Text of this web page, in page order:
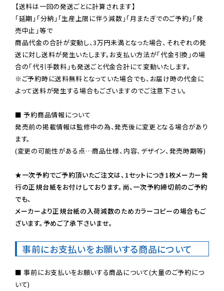
【送料は一回の発送ごとに計算されます】
「延期」「分納」「生産上限に伴う減数」「月またぎでのご予約」「発
売中止」等で
商品代金の合計が変動し、3万円未満となった場合、それぞれの発
送に対し送料が発生いたします。お支払い方法が「代金引換」の場
※ご予約時に送料無料となっていた場合でも、お届け時の代金に
よって送料が発生する場合もございますのでご注意下さい。
■ 予約商品情報について
発売前の掲載情報は監修中の為、発売後に変更となる場合があり
ます。
(変更の可能性がある点…商品仕様、内容、デザイン、発売時期等)
★一次予約でご予約頂いたご注文は、1セットにつき1枚メーカー発
行の正規台紙をお付けしております。尚、一次予約締切前のご予約
でも、
メーカーより正規台紙の入荷減数のためカラーコピーの場合もご
ざいます。予めご了承下さいませ。
事前にお支払いをお願いする商品について
■ 事前にお支払いをお願いする商品について(大量のご予約につ
いて)